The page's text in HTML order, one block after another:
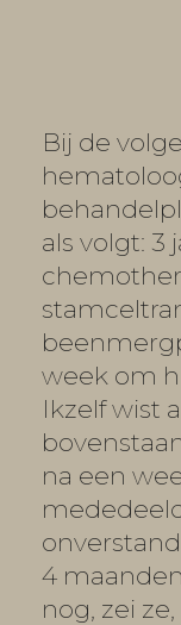
Bij de
als volgt: 3
week om
Ikzelf wist
na een
4
nog, zei